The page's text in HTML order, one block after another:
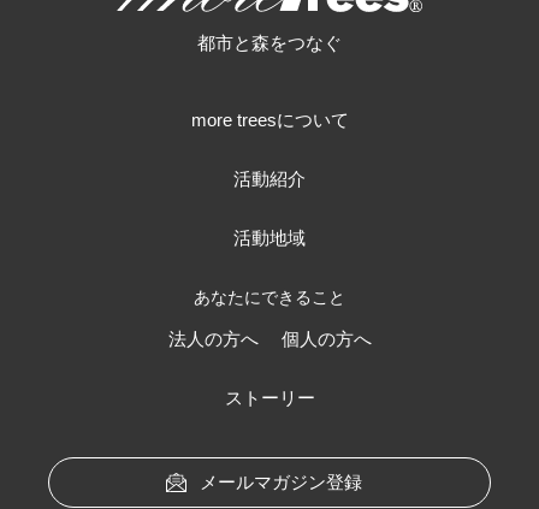
都市と森をつなぐ
more treesについて
活動紹介
活動地域
あなたにできること
法人の方へ 個人の方へ
ストーリー
メールマガジン登録